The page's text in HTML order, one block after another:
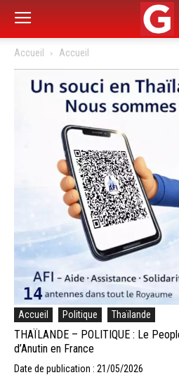
Accueil Accueil
Accueil Politique Thaïlande
THAÏLANDE – POLITIQUE : Le
d’Anutin en France
Date de publication : 21/05/2026